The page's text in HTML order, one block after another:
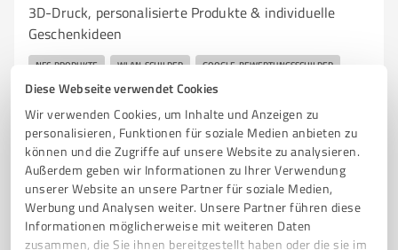
Diese Webseite verwendet Cookies
Wir verwenden Cookies, um Inhalte und Anzeigen zu
personalisieren, Funktionen für soziale Medien anbieten zu
können und die Zugriffe auf unsere Website zu analysieren.
Außerdem geben wir Informationen zu Ihrer Verwendung
unserer Website an unsere Partner für soziale Medien,
Werbung und Analysen weiter. Unsere Partner führen diese
Informationen möglicherweise mit weiteren Daten
zusammen, die Sie ihnen bereitgestellt haben oder die sie im
3D-Druck, personalisierte Produkte & individuelle
Geschenkideen
NFC-PRODUKTE WLAN-SCHILDER GOOGLE-BEWERTUNGSSCHILDER
NOTFALLKARTEN SCHLÜSSELANHÄNGER
3D-DRUCK
Lindenstr. 24A, 06456 Arnstein
Tel. +49 15678 336334
shop@wolf3druck.de
wolf3druck.de